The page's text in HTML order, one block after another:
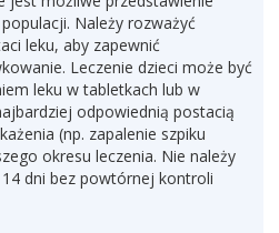
Należy rozważyć
leku, aby zapewnić
Leczenie dzieci może być
leku w tabletkach lub w
odpowiednią postacią
(np. zapalenie szpiku
okresu leczenia. Nie należy
dni bez powtórnej kontroli